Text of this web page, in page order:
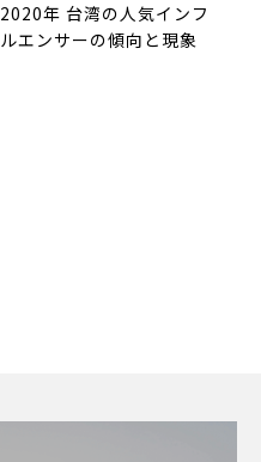
2020年 台湾の人気インフ
ルエンサーの傾向と現象